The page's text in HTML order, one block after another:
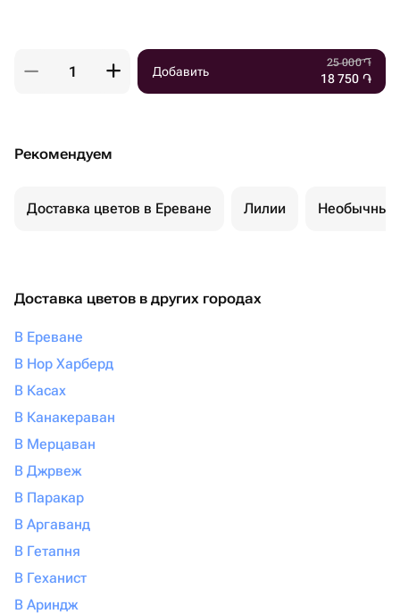
Добавить
25 000֏
18 750 ֏
Рекомендуем
Доставка цветов в Ереване Лилии Необычные
Доставка цветов в других городах
В Ереване
В Нор Харберд
В Касах
В Канакераван
В Мерцаван
В Джрвеж
В Паракар
В Аргаванд
В Гетапня
В Геханист
В Ариндж